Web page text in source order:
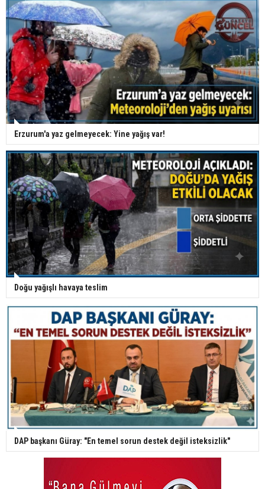
Erzurum'a yaz gelmeyecek: Yine yağış var!
Doğu yağışlı havaya teslim
DAP başkanı Güray: "En temel sorun destek değil isteksizlik"